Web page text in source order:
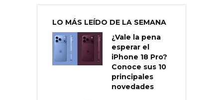
LO MÁS LEÍDO DE LA SEMANA
¿Vale la pena
esperar el
iPhone 18 Pro?
Conoce sus 10
principales
novedades